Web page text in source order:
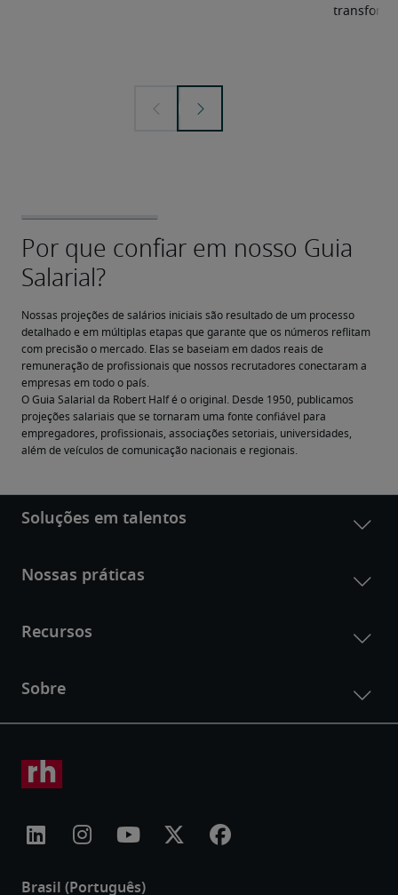
Nossas projeções de salários iniciais são resultado de um processo
detalhado e em múltiplas etapas que garante que os números reflitam
com precisão o mercado. Elas se baseiam em dados reais de
remuneração de profissionais que nossos recrutadores conectaram a
empresas em todo o país.
O Guia Salarial da Robert Half é o original. Desde 1950, publicamos
projeções salariais que se tornaram uma fonte confiável para
empregadores, profissionais, associações setoriais, universidades,
além de veículos de comunicação nacionais e regionais.